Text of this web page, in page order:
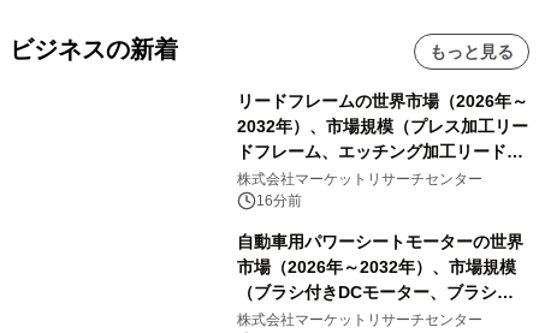
ビジネスの新着 もっと見る
リードフレームの世界市場（2026年～
2032年）、市場規模（プレス加工リー
ドフレーム、エッチング加工リードフ
レーム）・分析レポートを発表
株式会社マーケットリサーチセンター
16分前
自動車用パワーシートモーターの世界
市場（2026年～2032年）、市場規模
（ブラシ付きDCモーター、ブラシレ
スDCモーター）・分析レポートを発
株式会社マーケットリサーチセンター